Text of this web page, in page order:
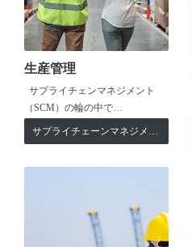
生産管理
サプライチェンマネジメント
（SCM）の輪の中で…
サプライチェーンマネジメント